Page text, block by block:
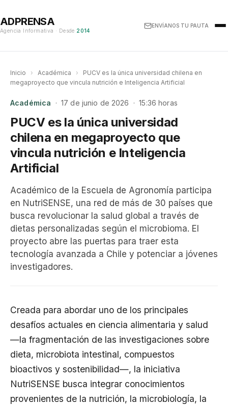
ADPRENSA
Agencia Informativa · Desde 2014
ENVÍANOS TU PAUTA
Inicio › Académica ›
PUCV es la única universidad chilena en
megaproyecto que vincula nutrición e Inteligencia Artificial
Académica · 17 de junio de 2026 · 15:36 horas
PUCV es la única universidad
chilena en megaproyecto que
vincula nutrición e Inteligencia
Artificial
Académico de la Escuela de Agronomía participa
en NutriSENSE, una red de más de 30 países que
busca revolucionar la salud global a través de
dietas personalizadas según el microbioma. El
proyecto abre las puertas para traer esta
tecnología avanzada a Chile y potenciar a jóvenes
investigadores.
Creada para abordar uno de los principales
desafíos actuales en ciencia alimentaria y salud
—la fragmentación de las investigaciones sobre
dieta, microbiota intestinal, compuestos
bioactivos y sostenibilidad—, la iniciativa
NutriSENSE busca integrar conocimientos
provenientes de la nutrición, la microbiología, la